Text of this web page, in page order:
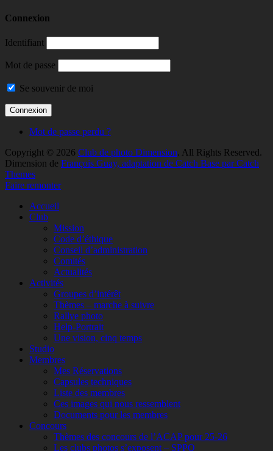
Connexion
Identifiant
Mot de passe
Se souvenir de moi
Mot de passe perdu ?
Copyright © 2026 Club de photo Dimension. All Rights Reserved.
Dimension de François Guay, adaptation de Catch Base par Catch
Themes
Faire remonter
Accueil
Club
Mission
Code d’éthique
Conseil d’administration
Comités
Actualités
Activités
Groupes d’intérêt
Thèmes – marche à suivre
Rallye photo
Help-Portrait
Une vision, cinq temps
Studio
Membres
Mes Réservations
Capsules techniques
Liste des membres
Ces images qui nous ressemblent
Documents pour les membres
Concours
Thèmes des concours de l’ACAP pour 25-26
Les clubs photos s’exposent – SPPQ